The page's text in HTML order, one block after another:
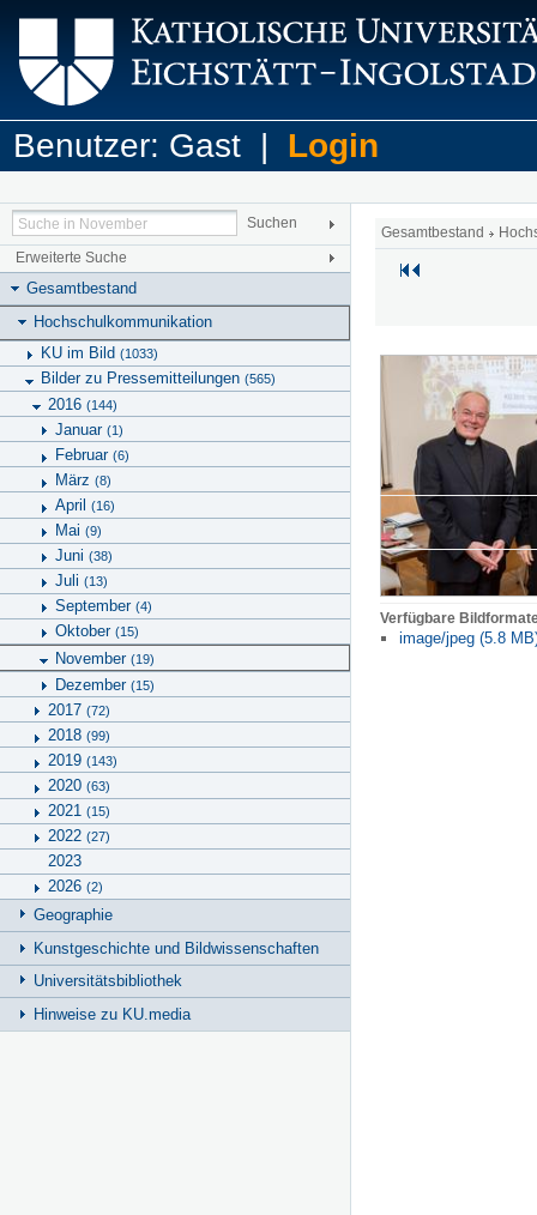
Benutzer: Gast | Login
Erweiterte Suche
Gesamtbestand
Hochschulkommunikation
KU im Bild (1033)
Bilder zu Pressemitteilungen (565)
2016 (144)
Januar (1)
Februar (6)
März (8)
April (16)
Mai (9)
Juni (38)
Juli (13)
September (4)
Oktober (15)
November (19)
Dezember (15)
2017 (72)
2018 (99)
2019 (143)
2020 (63)
2021 (15)
2022 (27)
2023
2026 (2)
Geographie
Kunstgeschichte und Bildwissenschaften
Universitätsbibliothek
Hinweise zu KU.media
Gesamtbestand
Verfügbare
image/jpeg (5.8